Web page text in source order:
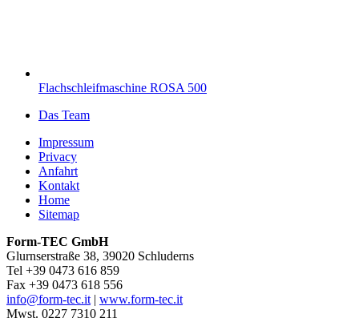
Flachschleifmaschine ROSA 500
Das Team
Impressum
Privacy
Anfahrt
Kontakt
Home
Sitemap
Form-TEC GmbH
Glurnserstraße 38, 39020 Schluderns
Tel +39 0473 616 859
Fax +39 0473 618 556
info@form-tec.it| www.form-tec.it
Mwst. 0227 7310 211